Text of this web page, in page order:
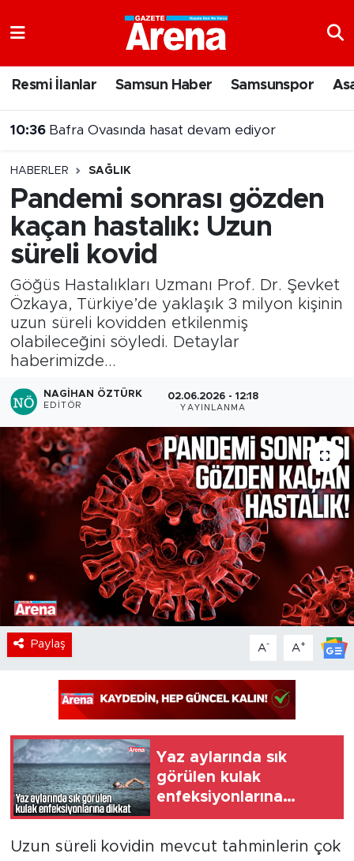
Resmi İlanlar Samsun Haber Samsunspor
10:21 Samsunspor Başkanı Yıldırım'dan heyecanlandıran paylaşım
HABERLER SAĞLIK
Pandemi sonrası gözden
kaçan hastalık: Uzun
süreli kovid
Göğüs Hastalıkları Uzmanı Prof. Dr. Şevket
Özkaya, Türkiye’de yaklaşık 3 milyon kişinin
uzun süreli kovidden etkilenmiş
olabileceğini söyledi. Detaylar
haberimizde...
NAGIHAN ÖZTÜRK
EDITÖR
02.06.2026 - 12:18
YAYINLANMA
Paylaş A- A+
Yaz aylarında sık
görülen kulak
enfeksiyonlarına
dikkat
Uzun süreli kovidin mevcut tahminlerin çok
Süper Lig Puan Durumu ve Fikstür
Tüm Manşetler
Son Dakika Haberleri
Haber Arşivi